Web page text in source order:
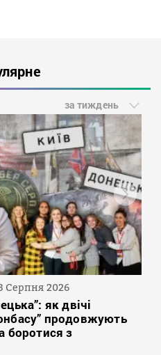
за тиждень
Серпня 2026
як двічі
продовжують
боротися з